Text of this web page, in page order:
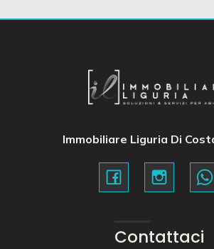
Immobiliare Liguria Di
Contattaci